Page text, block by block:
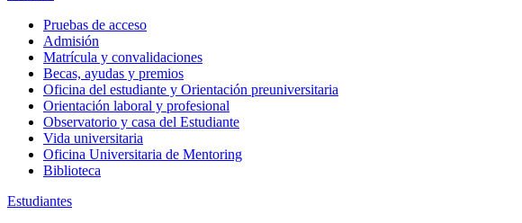
Pruebas de acceso
Admisión
Matrícula y convalidaciones
Becas, ayudas y premios
Oficina del estudiante y Orientación preuniversitaria
Orientación laboral y profesional
Observatorio y casa del Estudiante
Vida universitaria
Oficina Universitaria de Mentoring
Biblioteca
Estudiantes